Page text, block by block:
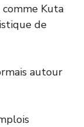
comme Kuta
de
autour